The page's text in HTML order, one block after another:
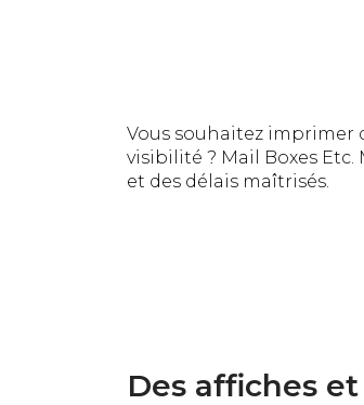
Vous souhaitez imprimer
visibilité ? Mail Boxes
et des délais maîtrisés.
Des affiches